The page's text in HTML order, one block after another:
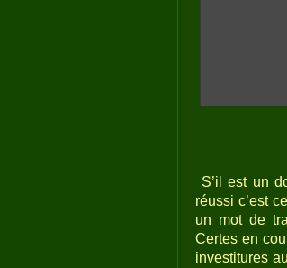
S’il est un
réussi c’est
un mot de
Certes en
investitures